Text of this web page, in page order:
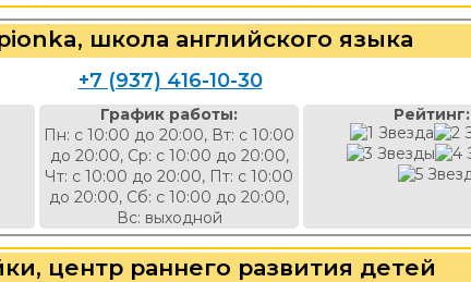
школа английского языка
+7 (937) 416-10-30
График работы:
Пн: с 10:00 до 20:00, Вт: с 10:00
до 20:00, Ср: с 10:00 до 20:00,
Чт: с 10:00 до 20:00, Пт: с 10:00
до 20:00, Сб: с 10:00 до 20:00,
Вс: выходной
Рейтинг:
центр раннего развития детей